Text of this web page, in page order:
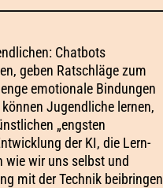
Chatbots
geben Ratschläge zum
emotionale Bindungen
Jugendliche lernen,
„engsten
der KI, die Lern-
wie wir uns selbst und
mit der Technik beibringen